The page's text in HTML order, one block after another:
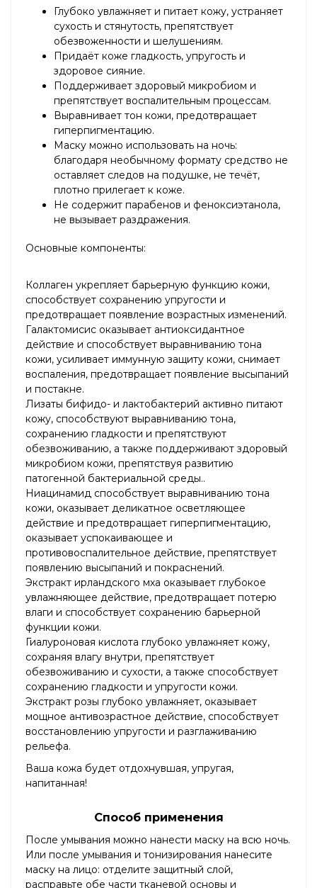
Глубоко увлажняет и питает кожу, устраняет
сухость и стянутость, препятствует
обезвоженности и шелушениям.
Придаёт коже гладкость, упругость и
здоровое сияние.
Поддерживает здоровый микробиом и
препятствует воспалительным процессам.
Выравнивает тон кожи, предотвращает
гиперпигментацию.
Маску можно использовать на ночь:
благодаря необычному формату средство не
оставляет следов на подушке, не течёт,
плотно прилегает к коже.
Не содержит парабенов и феноксиэтанола,
не вызывает раздражения.
Основные компоненты:
Коллаген укрепляет барьерную функцию кожи,
способствует сохранению упругости и
предотвращает появление возрастных изменений.
Галактомисис оказывает антиоксидантное
действие и способствует выравниванию тона
кожи, усиливает иммунную защиту кожи, снимает
воспаления, предотвращает появление высыпаний
и постакне.
Лизаты бифидо- и лактобактерий активно питают
кожу, способствуют выравниванию тона,
сохранению гладкости и препятствуют
обезвоживанию, а также поддерживают здоровый
микробиом кожи, препятствуя развитию
патогенной бактериальной среды..
Ниацинамид способствует выравниванию тона
кожи, оказывает деликатное осветляющее
действие и предотвращает гиперпигментацию,
оказывает успокаивающее и
противовоспалительное действие, препятствует
появлению высыпаний и покраснений.
Экстракт ирландского мха оказывает глубокое
увлажняющее действие, предотвращает потерю
влаги и способствует сохранению барьерной
функции кожи.
Гиалуроновая кислота глубоко увлажняет кожу,
сохраняя влагу внутри, препятствует
обезвоживанию и сухости, а также способствует
сохранению гладкости и упругости кожи.
Экстракт розы глубоко увлажняет, оказывает
мощное антивозрастное действие, способствует
восстановлению упругости и разглаживанию
рельефа.
Ваша кожа будет отдохнувшая, упругая,
напитанная!
Способ применения
После умывания можно нанести маску на всю ночь.
Или после умывания и тонизирования нанесите
маску на лицо: отделите защитный слой,
расправьте обе части тканевой основы и